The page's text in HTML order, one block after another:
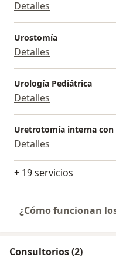
Detalles
Urostomía
Detalles
Urología Pediátrica
Detalles
Uretrotomía interna
Detalles
+ 19 servicios
¿Cómo funcionan
Consultorios (2)